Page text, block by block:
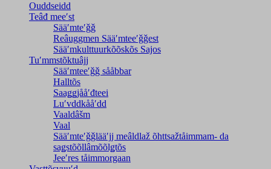
Ouddseidd
Teâđ meeʹst
Sääʹmteʹǧǧ
Reâuggmen Sääʹmteeʹǧǧest
Sääʹmkulttuurkõõskõs Sajos
Tuʹmmstõktuâjj
Sääʹmteeʹǧǧ sååbbar
Halltõs
Saaǥǥjååʹđteei
Luʹvddkååʹdd
Vaaldâšm
Vaal
Sääʹmteʹǧǧlääʹjj meâldlaž õhttsažtåimmam- da
saǥstõõllâmõõlǥtõs
Jeeʹres tåimmorgaan